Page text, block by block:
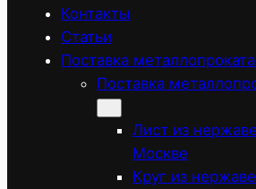
Контакты
Статьи
Поставка металлопроката
Поставка
Лист из
Москве
Круг из